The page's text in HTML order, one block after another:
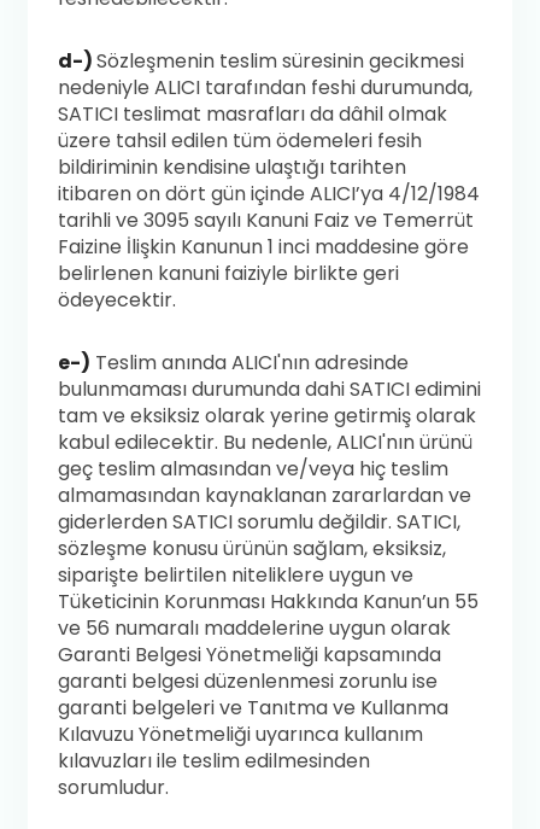
d-)Sözleşmenin teslim süresinin gecikmesi
nedeniyle ALICI tarafından feshi durumunda,
SATICI teslimat masrafları da dâhil olmak
üzere tahsil edilen tüm ödemeleri fesih
bildiriminin kendisine ulaştığı tarihten
itibaren on dört gün içinde ALICI’ya 4/12/1984
tarihli ve 3095 sayılı Kanuni Faiz ve Temerrüt
Faizine İlişkin Kanunun 1 inci maddesine göre
belirlenen kanuni faiziyle birlikte geri
ödeyecektir.
e-) Teslim anında ALICI'nın adresinde
bulunmaması durumunda dahi SATICI edimini
tam ve eksiksiz olarak yerine getirmiş olarak
kabul edilecektir. Bu nedenle, ALICI'nın ürünü
geç teslim almasından ve/veya hiç teslim
almamasından kaynaklanan zararlardan ve
giderlerden SATICI sorumlu değildir. SATICI,
sözleşme konusu ürünün sağlam, eksiksiz,
siparişte belirtilen niteliklere uygun ve
Tüketicinin Korunması Hakkında Kanun’un 55
ve 56 numaralı maddelerine uygun olarak
Garanti Belgesi Yönetmeliği kapsamında
garanti belgesi düzenlenmesi zorunlu ise
garanti belgeleri ve Tanıtma ve Kullanma
Kılavuzu Yönetmeliği uyarınca kullanım
kılavuzları ile teslim edilmesinden
sorumludur.